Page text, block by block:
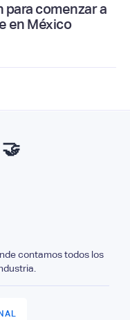
para comenzar a
en México
contamos todos los